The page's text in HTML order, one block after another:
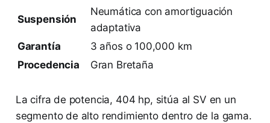
Suspensión
Neumática con amortiguación
adaptativa
Garantía
3 años o 100,000 km
Procedencia
Gran Bretaña
La cifra de potencia, 404 hp, sitúa al SV en un
segmento de alto rendimiento dentro de la gama.